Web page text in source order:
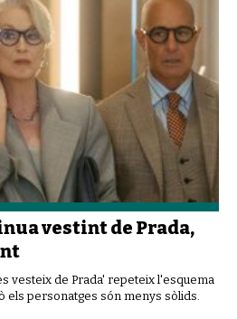
vestint de Prada,
vesteix de Prada' repeteix l'esquema
els personatges són menys sòlids.